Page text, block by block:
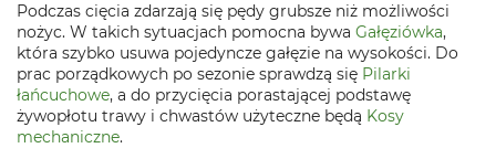
Podczas cięcia zdarzają się pędy grubsze niż możliwości
nożyc. W takich sytuacjach pomocna bywa Gałęziówka,
która szybko usuwa pojedyncze gałęzie na wysokości. Do
prac porządkowych po sezonie sprawdzą się Pilarki
łańcuchowe, a do przycięcia porastającej podstawę
żywopłotu trawy i chwastów użyteczne będą Kosy
mechaniczne.